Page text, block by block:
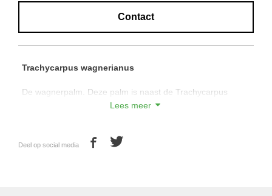
Contact
Trachycarpus wagnerianus
De wagnerpalm. Deze palm is naast de Trachycarpus
fortunei de meest verkochte palm en niet ten onrechte, de
Lees meer
Deel op social media